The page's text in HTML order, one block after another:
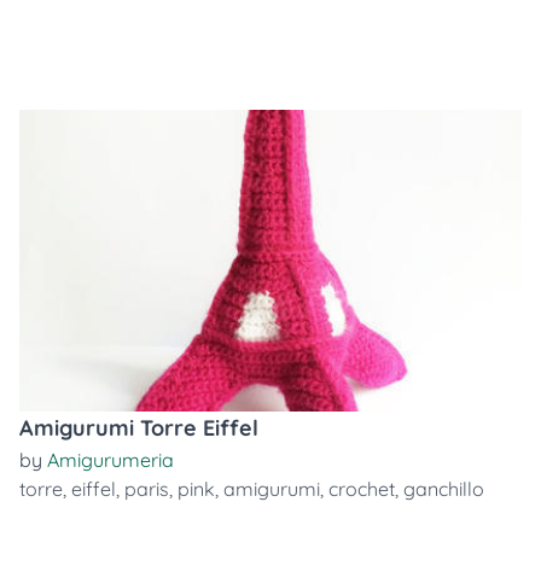
Amigurumi Torre Eiffel
by Amigurumeria
torre, eiffel, paris, pink, amigurumi, crochet, ganchillo